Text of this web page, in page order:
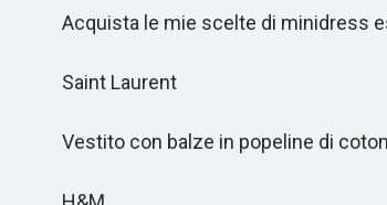
Acquista le mie scelte di minidress
Saint Laurent
Vestito con balze in popeline di